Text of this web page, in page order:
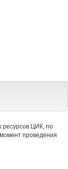
ЦИК, по
проведения